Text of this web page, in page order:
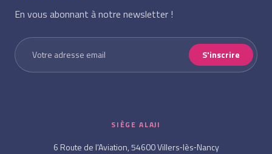
En vous abonnant à notre newsletter !
S'inscrire
SIÈGE ALAJI
6 Route de l'Aviation, 54600 Villers‑lès‑Nancy